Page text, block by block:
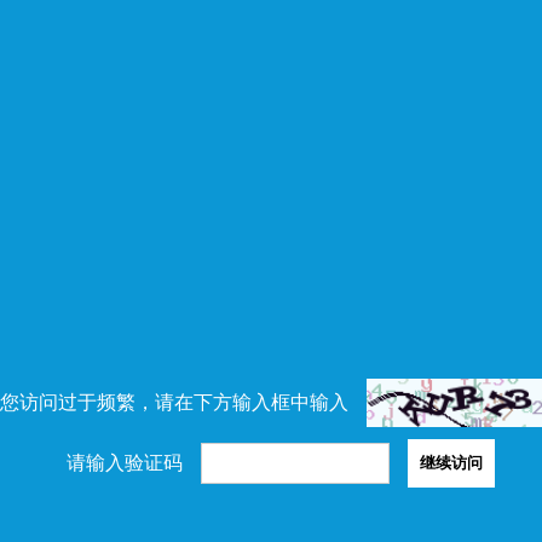
访问过于频繁，请在下方输入框中输入
请输入验证码 继续访问